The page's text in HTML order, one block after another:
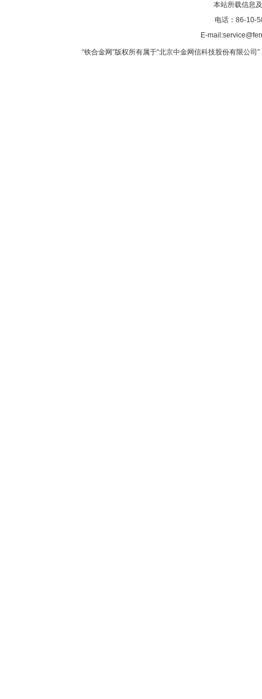
本站所载信息
电话：86-10-
E-
“铁合金网”版权所有属于“北京中金网信科技股份有限公司